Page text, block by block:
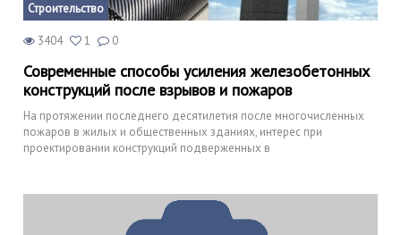
Строительство
3404 1 0
Современные способы усиления железобетонных
конструкций после взрывов и пожаров
На протяжении последнего десятилетия после многочисленных
пожаров в жилых и общественных зданиях, интерес при
проектировании конструкций подверженных в